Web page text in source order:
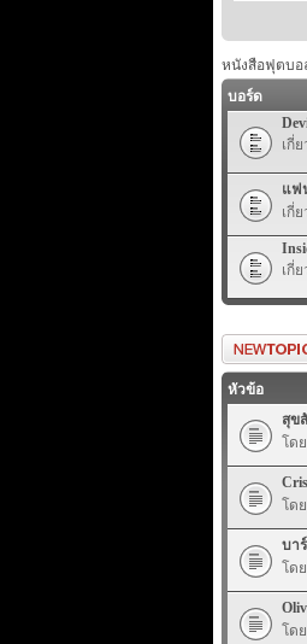
หนังสือฟุตบอ
บอร์ด
เกี่
แฟ
เกี่
เกี่
ตั้งกระทู้ใหม่
หัวข้อ
สุข
โดย
โดย
บา
โดย
โดย